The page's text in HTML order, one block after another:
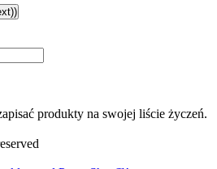
produkty na swojej liście życzeń.